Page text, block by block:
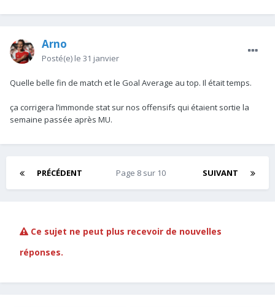
Arno
Posté(e) le 31 janvier
Quelle belle fin de match et le Goal Average au top. Il était temps.
ça corrigera l’immonde stat sur nos offensifs qui étaient sortie la
semaine passée après MU.
PRÉCÉDENT SUIVANT
Page 8 sur 10
Ce sujet ne peut plus recevoir de nouvelles
réponses.